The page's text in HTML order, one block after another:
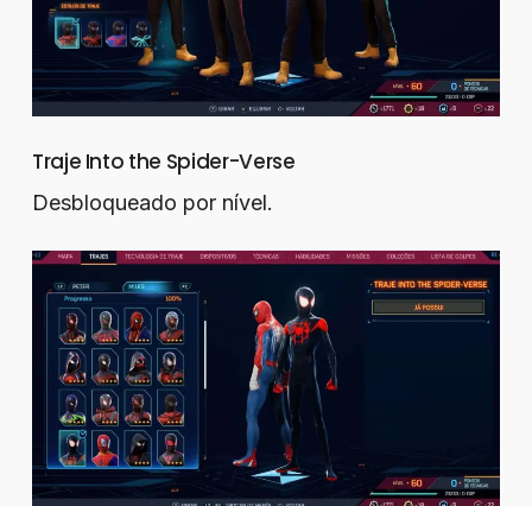
Traje Into the Spider-Verse
Desbloqueado por nível.